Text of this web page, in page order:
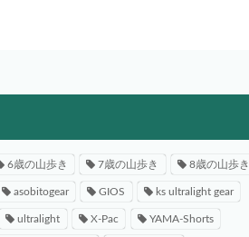
6歳の山歩き 7歳の山歩き 8歳の山歩き
asobitogear GIOS ks ultralight gear
ultralight X-Pac YAMA-Shorts